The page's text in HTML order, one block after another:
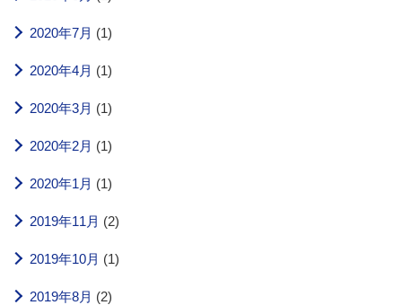
2020年7月 (1)
2020年4月 (1)
2020年3月 (1)
2020年2月 (1)
2020年1月 (1)
2019年11月 (2)
2019年10月 (1)
2019年8月 (2)